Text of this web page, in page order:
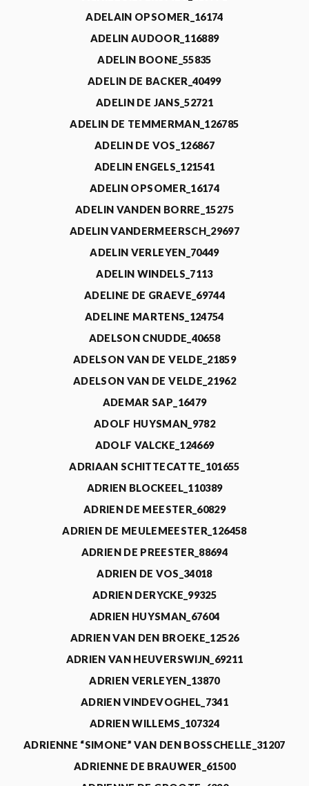
ADELAIN OPSOMER_16174
ADELIN AUDOOR_116889
ADELIN BOONE_55835
ADELIN DE BACKER_40499
ADELIN DE JANS_52721
ADELIN DE TEMMERMAN_126785
ADELIN DE VOS_126867
ADELIN ENGELS_121541
ADELIN OPSOMER_16174
ADELIN VANDEN BORRE_15275
ADELIN VANDERMEERSCH_29697
ADELIN VERLEYEN_70449
ADELIN WINDELS_7113
ADELINE DE GRAEVE_69744
ADELINE MARTENS_124754
ADELSON CNUDDE_40658
ADELSON VAN DE VELDE_21859
ADELSON VAN DE VELDE_21962
ADEMAR SAP_16479
ADOLF HUYSMAN_9782
ADOLF VALCKE_124669
ADRIAAN SCHITTECATTE_101655
ADRIEN BLOCKEEL_110389
ADRIEN DE MEESTER_60829
ADRIEN DE MEULEMEESTER_126458
ADRIEN DE PREESTER_88694
ADRIEN DE VOS_34018
ADRIEN DERYCKE_99325
ADRIEN HUYSMAN_67604
ADRIEN VAN DEN BROEKE_12526
ADRIEN VAN HEUVERSWIJN_69211
ADRIEN VERLEYEN_13870
ADRIEN VINDEVOGHEL_7341
ADRIEN WILLEMS_107324
ADRIENNE “SIMONE” VAN DEN BOSSCHELLE_31207
ADRIENNE DE BRAUWER_61500